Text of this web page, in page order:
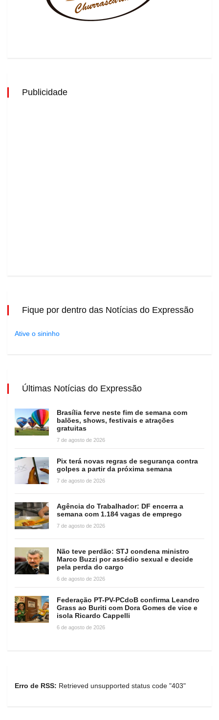
Publicidade
Fique por dentro das Notícias do Expressão
Ative o sininho
Últimas Notícias do Expressão
Brasília ferve neste fim de semana com
balões, shows, festivais e atrações
gratuitas
7 de agosto de 2026
Pix terá novas regras de segurança contra
golpes a partir da próxima semana
7 de agosto de 2026
Agência do Trabalhador: DF encerra a
semana com 1.184 vagas de emprego
7 de agosto de 2026
Não teve perdão: STJ condena ministro
Marco Buzzi por assédio sexual e decide
pela perda do cargo
6 de agosto de 2026
Federação PT-PV-PCdoB confirma Leandro
Grass ao Buriti com Dora Gomes de vice e
isola Ricardo Cappelli
6 de agosto de 2026
Erro de RSS: Retrieved unsupported status code "403"